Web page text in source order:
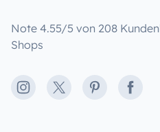
Note 4.55/5 von 208
Shops
Instagram
X Pinterest